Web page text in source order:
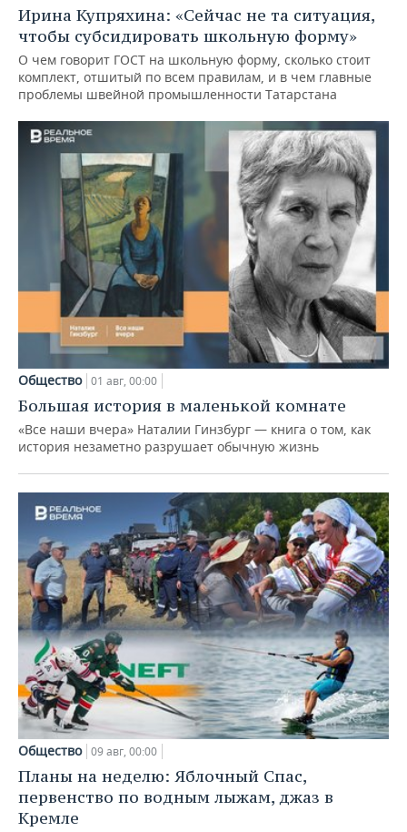
Ирина Купряхина: «Сейчас не та ситуация,
чтобы субсидировать школьную форму»
О чем говорит ГОСТ на школьную форму, сколько стоит
комплект, отшитый по всем правилам, и в чем главные
проблемы швейной промышленности Татарстана
Общество 01 авг, 00:00
Большая история в маленькой комнате
«Все наши вчера» Наталии Гинзбург — книга о том, как
история незаметно разрушает обычную жизнь
Общество 09 авг, 00:00
Планы на неделю: Яблочный Спас,
первенство по водным лыжам, джаз в
Кремле